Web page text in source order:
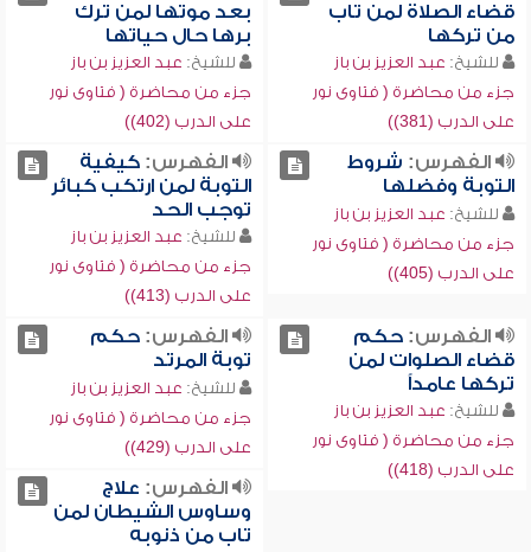
قضاء الصلاة لمن تاب
من تركها
للشيخ: عبد العزيز بن باز
جزء من محاضرة ( فتاوى نور
على الدرب (381))
بعد موتها لمن ترك
برها حال حياتها
للشيخ: عبد العزيز بن باز
جزء من محاضرة ( فتاوى نور
على الدرب (402))
الفهرس: شروط
التوبة وفضلها
للشيخ: عبد العزيز بن باز
جزء من محاضرة ( فتاوى نور
على الدرب (405))
الفهرس:كيفية
التوبة لمن ارتكب كبائر
توجب الحد
للشيخ: عبد العزيز بن باز
جزء من محاضرة ( فتاوى نور
على الدرب (413))
الفهرس:حكم
قضاء الصلوات لمن
تركها عامداً
للشيخ: عبد العزيز بن باز
جزء من محاضرة ( فتاوى نور
على الدرب (418))
الفهرس:حكم
توبة المرتد
للشيخ: عبد العزيز بن باز
جزء من محاضرة ( فتاوى نور
على الدرب (429))
الفهرس: علاج
وساوس الشيطان لمن
تاب من ذنوبه